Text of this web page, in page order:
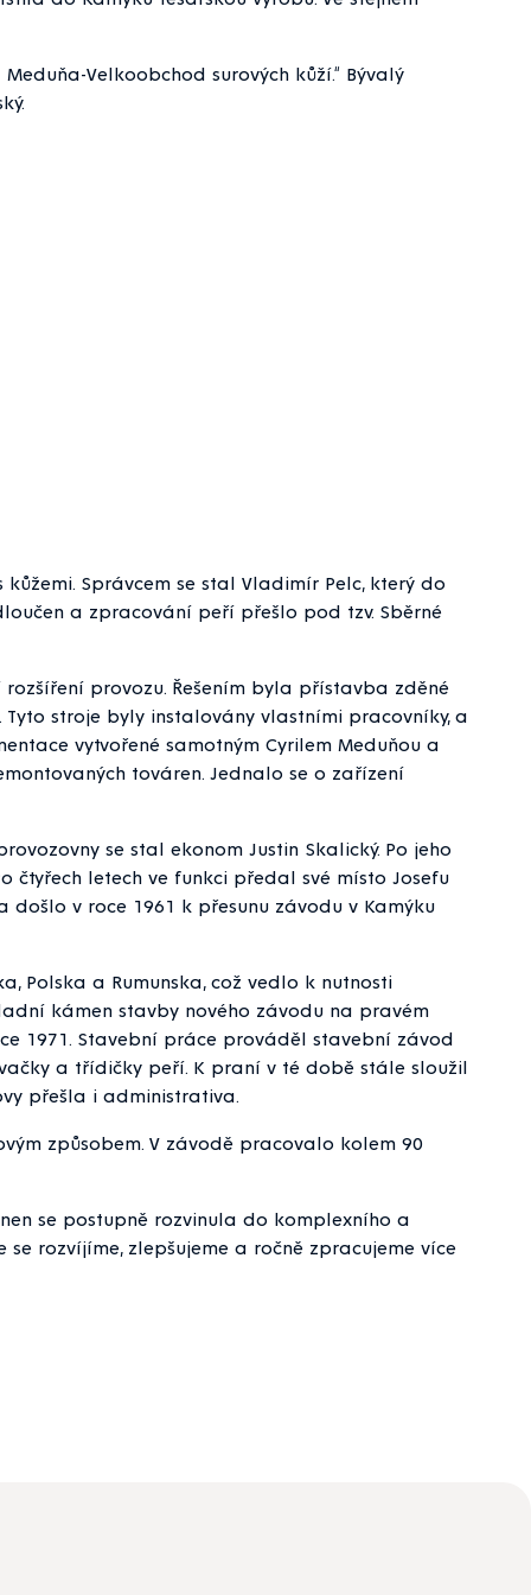
Velkoobchod surových kůží.“ Bývalý
Správcem se stal Vladimír Pelc, který do
a zpracování peří přešlo pod tzv. Sběrné
provozu. Řešením byla přístavba zděné
stroje byly instalovány vlastními pracovníky, a
vytvořené samotným Cyrilem Meduňou a
továren. Jednalo se o zařízení
se stal ekonom Justin Skalický. Po jeho
čtyřech letech ve funkci předal své místo Josefu
v roce 1961 k přesunu závodu v Kamýku
Polska a Rumunska, což vedlo k nutnosti
kámen stavby nového závodu na pravém
1971. Stavební práce prováděl stavební závod
a třídičky peří. K praní v té době stále sloužil
přešla i administrativa.
způsobem. V závodě pracovalo kolem 90
se postupně rozvinula do komplexního a
rozvíjíme, zlepšujeme a ročně zpracujeme více